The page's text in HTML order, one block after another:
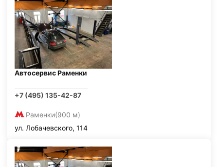
Автосервис Раменки
+7 (495) 135-42-87
Раменки(900 м)
ул. Лобачевского, 114